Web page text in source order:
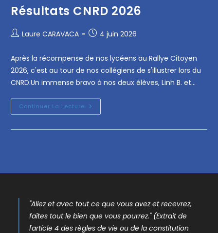
Résultats CNRD 2026
Laure CARAVACA 4 juin 2026
Après la récompense de nos lycéens au Rallye Citoyen
2026, c'est au tour de nos collégiens de s'illustrer lors du
CNRD.Un immense bravo à nos deux élèves, Linh B. et…
Continuer La Lecture
"Allez et avec tout ce que vous avez et recevrez,
faîtes tout le bien que vous pourrez." (Extrait de
l'article 4 des règles de vie ou de la constitution